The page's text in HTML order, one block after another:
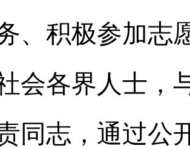
、积极参加志
会各界人士 ，
同志 ， 通过公